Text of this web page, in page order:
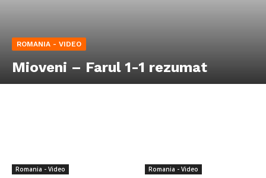
ROMANIA - VIDEO
Mioveni – Farul 1-1 rezumat
Romania - Video Romania - Video